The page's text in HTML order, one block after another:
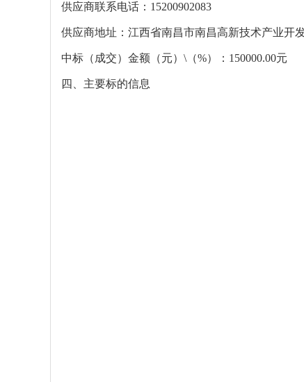
供应商联系电话： 15200902083
供应商地址：江西省南昌市南昌高新技术产业开
中标（成交）金额（元） \ （%）： 150000.00元
四、 主要标的信息